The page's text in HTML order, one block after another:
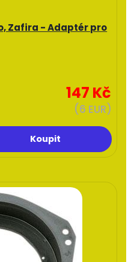
Zafira - Adaptér pro
147 Kč
(6 EUR)